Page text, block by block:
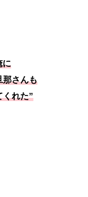
に
さんも
れた”